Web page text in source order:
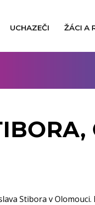
UCHAZEČI ŽÁCI A
Stibora v